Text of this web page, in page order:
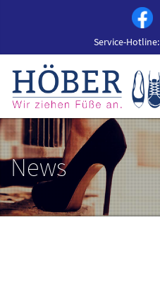
Service-Hotline:
News